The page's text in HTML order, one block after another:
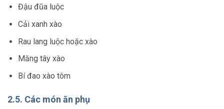
Đậu đũa luộc
Cải xanh xào
Rau lang luộc hoặc xào
Măng tây xào
Bí đao xào tôm
2.5. Các món ăn phụ